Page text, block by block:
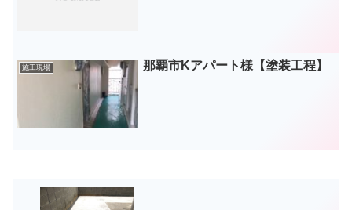
施工現場 那覇市Kアパート様【塗装工程】